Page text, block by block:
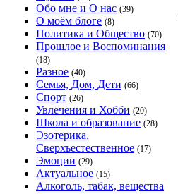
Обо мне и О нас (39)
О моём блоге (8)
Политика и Общество (70)
Прошлое и Воспоминания
(18)
Разное (40)
Семья, Дом, Дети (66)
Спорт (26)
Увлечения и Хобби (20)
Школа и образование (28)
Эзотерика,
Сверхъестественное (17)
Эмоции (29)
Актуальное (15)
Алкоголь, табак, вещества